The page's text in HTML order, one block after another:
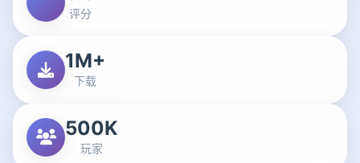
评分
1M+
下载
500K
玩家